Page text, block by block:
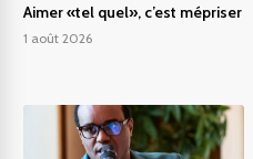
Aimer «tel quel», c’est mépriser
1 août 2026